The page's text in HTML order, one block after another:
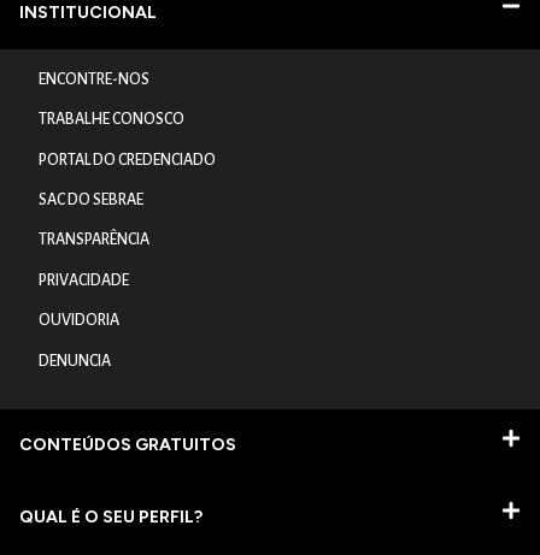
INSTITUCIONAL
ENCONTRE-NOS
TRABALHE CONOSCO
PORTAL DO CREDENCIADO
SAC DO SEBRAE
TRANSPARÊNCIA
PRIVACIDADE
OUVIDORIA
DENUNCIA
CONTEÚDOS GRATUITOS
QUAL É O SEU PERFIL?